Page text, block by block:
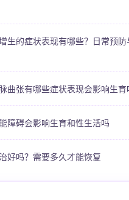
生的症状表现有哪些？日常预
曲张有哪些症状表现会影响生
障碍会影响生育和性生活吗
好吗？需要多久才能恢复